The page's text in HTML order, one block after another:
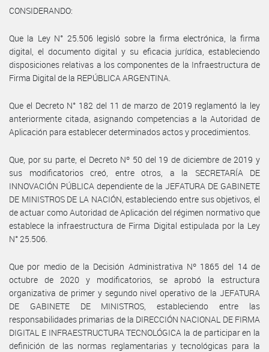
CONSIDERANDO:
Que la Ley N° 25.506 legisló sobre la firma electrónica, la firma
digital, el documento digital y su eficacia jurídica, estableciendo
disposiciones relativas a los componentes de la Infraestructura de
Firma Digital de la REPÚBLICA ARGENTINA.
Que el Decreto N° 182 del 11 de marzo de 2019 reglamentó la ley
anteriormente citada, asignando competencias a la Autoridad de
Aplicación para establecer determinados actos y procedimientos.
Que, por su parte, el Decreto Nº 50 del 19 de diciembre de 2019 y
sus modificatorios creó, entre otros, a la SECRETARÍA DE
INNOVACIÓN PÚBLICA dependiente de la JEFATURA DE GABINETE
DE MINISTROS DE LA NACIÓN, estableciendo entre sus objetivos, el
de actuar como Autoridad de Aplicación del régimen normativo que
establece la infraestructura de Firma Digital estipulada por la Ley
N° 25.506.
Que por medio de la Decisión Administrativa Nº 1865 del 14 de
octubre de 2020 y modificatorios, se aprobó la estructura
organizativa de primer y segundo nivel operativo de la JEFATURA
DE GABINETE DE MINISTROS, estableciendo entre las
responsabilidades primarias de la DIRECCIÓN NACIONAL DE FIRMA
DIGITAL E INFRAESTRUCTURA TECNOLÓGICA la de participar en la
definición de las normas reglamentarias y tecnológicas para la